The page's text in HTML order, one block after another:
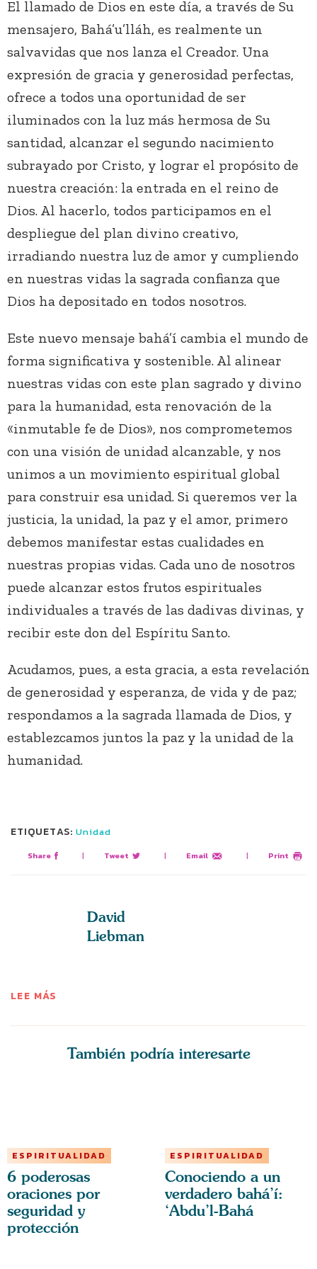
El llamado de Dios en este día, a través de Su
mensajero, Bahá’u’lláh, es realmente un
salvavidas que nos lanza el Creador. Una
expresión de gracia y generosidad perfectas,
ofrece a todos una oportunidad de ser
iluminados con la luz más hermosa de Su
santidad, alcanzar el segundo nacimiento
subrayado por Cristo, y lograr el propósito de
nuestra creación: la entrada en el reino de
Dios. Al hacerlo, todos participamos en el
despliegue del plan divino creativo,
irradiando nuestra luz de amor y cumpliendo
en nuestras vidas la sagrada confianza que
Dios ha depositado en todos nosotros.
Este nuevo mensaje bahá’í cambia el mundo de
forma significativa y sostenible. Al alinear
nuestras vidas con este plan sagrado y divino
para la humanidad, esta renovación de la
«inmutable fe de Dios», nos comprometemos
con una visión de unidad alcanzable, y nos
unimos a un movimiento espiritual global
para construir esa unidad. Si queremos ver la
justicia, la unidad, la paz y el amor, primero
debemos manifestar estas cualidades en
nuestras propias vidas. Cada uno de nosotros
puede alcanzar estos frutos espirituales
individuales a través de las dadivas divinas, y
recibir este don del Espíritu Santo.
Acudamos, pues, a esta gracia, a esta revelación
de generosidad y esperanza, de vida y de paz;
respondamos a la sagrada llamada de Dios, y
establezcamos juntos la paz y la unidad de la
humanidad.
ETIQUETAS: Unidad
Share | Tweet | Email | Print
David
Liebman
LEE MÁS
También podría interesarte
ESPIRITUALIDAD
6 poderosas
oraciones por
seguridad y
protección
ESPIRITUALIDAD
Conociendo a un
verdadero bahá’í:
‘Abdu’l-Bahá